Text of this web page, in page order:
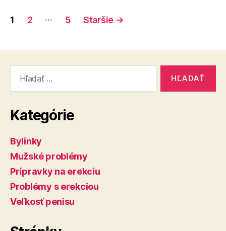
Navigácia
článkoch
1 2 … 5 Staršie →
Kategórie
Bylinky
Mužské problémy
Prípravky na erekciu
Problémy s erekciou
Veľkosť penisu